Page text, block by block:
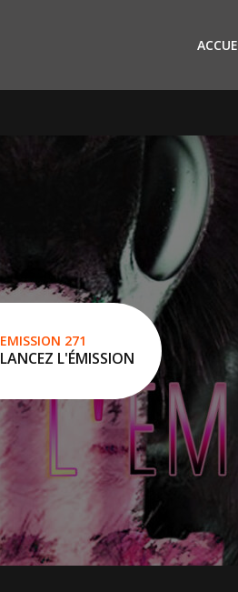
EMISSION 271
LANCEZ L'ÉMISSION